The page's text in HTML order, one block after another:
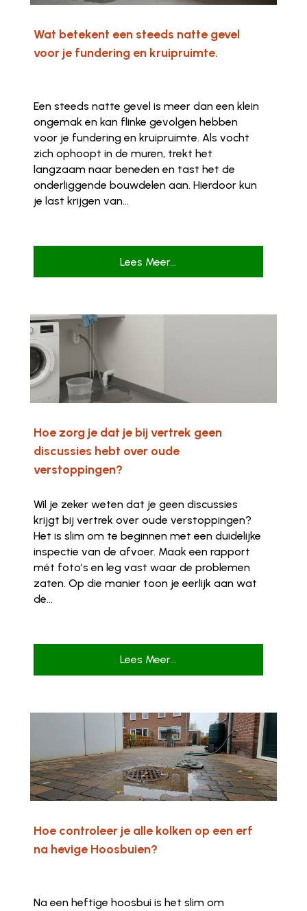
Wat betekent een steeds natte gevel
voor je fundering en kruipruimte.
Een steeds natte gevel is meer dan een klein
ongemak en kan flinke gevolgen hebben
voor je fundering en kruipruimte. Als vocht
zich ophoopt in de muren, trekt het
langzaam naar beneden en tast het de
onderliggende bouwdelen aan. Hierdoor kun
je last krijgen van...
Lees Meer...
Hoe zorg je dat je bij vertrek geen
discussies hebt over oude
verstoppingen?
Wil je zeker weten dat je geen discussies
krijgt bij vertrek over oude verstoppingen?
Het is slim om te beginnen met een duidelijke
inspectie van de afvoer. Maak een rapport
mét foto’s en leg vast waar de problemen
zaten. Op die manier toon je eerlijk aan wat
de...
Lees Meer...
Hoe controleer je alle kolken op een erf
na hevige Hoosbuien?
Na een heftige hoosbui is het slim om